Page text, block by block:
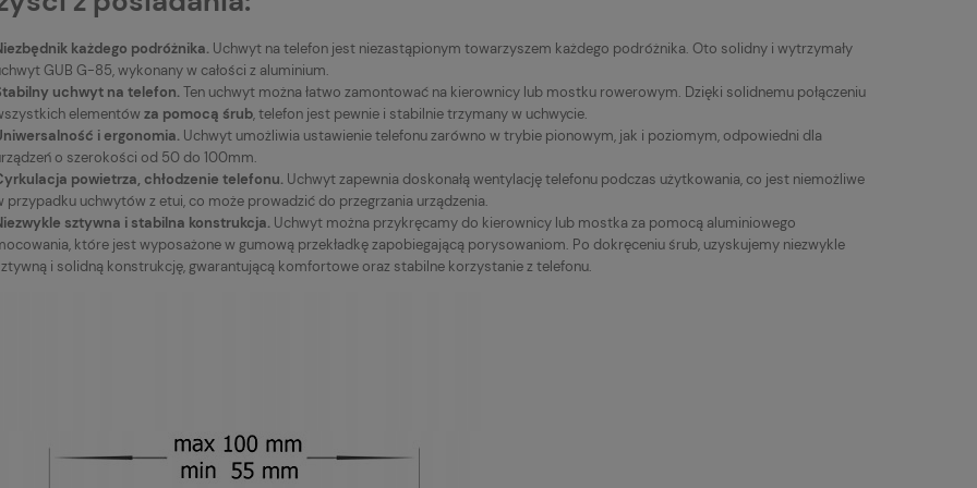
na fotel
24V z pilotem, szybkie
120x40 cm, czarna
przeszyciami
Do koszyka
każdego podróżnika. Uchwyt na telefon jest niezastąpionym towarzyszem każdego podróżnika. Oto solidny i wytrzymały
GUB G-85, wykonany w całości z aluminium.
uchwyt na telefon.Ten uchwyt można łatwo zamontować na kierownicy lub mostku rowerowym. Dzięki solidnemu połączeniu
elementówza pomocą śrub, telefon jest pewnie i stabilnie trzymany w uchwycie.
i ergonomia. Uchwyt umożliwia ustawienie telefonu zarówno w trybie pionowym, jak i poziomym, odpowiedni dla
o szerokości od 50 do 100mm.
powietrza, chłodzenie telefonu. Uchwyt zapewnia doskonałą wentylację telefonu podczas użytkowania, co jest niemożliwe
przypadku uchwytów z etui, co może prowadzić do przegrzania urządzenia.
sztywna i stabilna konstrukcja. Uchwyt można przykręcamy do kierownicy lub mostka za pomocą aluminiowego
które jest wyposażone w gumową przekładkę zapobiegającą porysowaniom. Po dokręceniu śrub, uzyskujemy niezwykle
i solidną konstrukcję, gwarantującą komfortowe oraz stabilne korzystanie z telefonu.